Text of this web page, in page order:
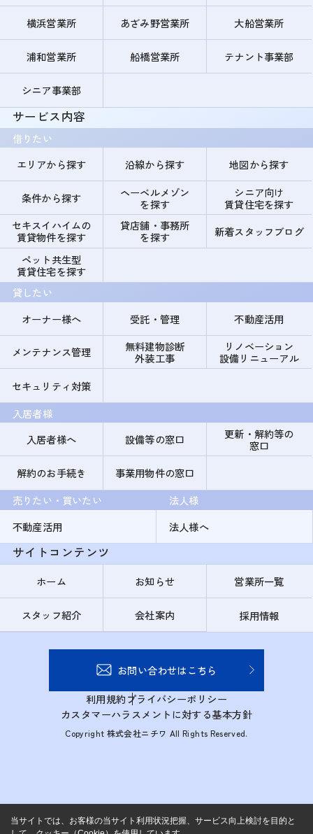
横浜営業所 あざみ野営業所 大船営業所
浦和営業所 船橋営業所 テナント事業部
シニア事業部
サービス内容
借りたい
エリアから探す
沿線から探す 地図から探す
条件から探す
ヘーベルメゾン
を探す
シニア向け
賃貸住宅を探す
セキスイハイムの
賃貸物件を探す
貸店舗・事務所
を探す
新着スタッフブログ
ペット共生型
賃貸住宅を探す
貸したい
オーナー様へ
受託・管理 不動産活用
メンテナンス管理
無料建物診断
外装工事
リノベーション
設備リニューアル
セキュリティ対策
入居者様
入居者様へ
設備等の窓口
更新・解約等の
窓口
解約のお手続き
事業用物件の窓口
売りたい・買いたい
不動産活用
法人様
法人様へ
サイトコンテンツ
ホーム お知らせ 営業所一覧
スタッフ紹介 会社案内 採用情報
お問い合わせはこちら
利用規約プライバシーポリシー
カスタマーハラスメントに対する基本方針
Copyright 株式会社ニチワ All Rights Reserved.
当サイトでは、お客様の当サイト利用状況把握、サービス向上検討を目的と